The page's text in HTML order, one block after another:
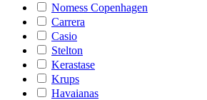
Nomess Copenhagen
Carrera
Casio
Stelton
Kerastase
Krups
Havaianas